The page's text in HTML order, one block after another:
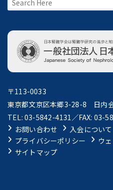
〒113-0033
東京都文京区本郷3-28-8 日内
TEL: 03-5842-4131／FAX: 03-
お問い合わせ
入会について
プライバシーポリシー
ウ
サイトマップ